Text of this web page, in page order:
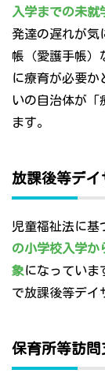
入学までの未就
発達の遅れが気
帳（愛護手帳）
に療育が必要か
いの自治体が「
ます。
放課後等デイ
児童福祉法に基
の小学校入学か
象になっていま
で放課後等デイ
保育所等訪問